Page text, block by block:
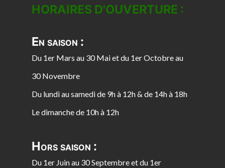
HORAIRES D'OUVERTURE :
En saison :
Du 1er Mars au 30 Mai et du 1er Octobre au
30 Novembre
Du lundi au samedi de 9h à 12h & de 14h à 18h
Le dimanche de 10h à 12h
Hors saison :
Du 1er Juin au 30 Septembre et du 1er